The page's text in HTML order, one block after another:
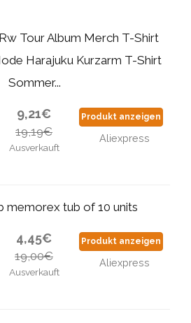
Tour Album Merch T-Shirt
Harajuku Kurzarm T-Shirt
Sommer...
9,21€
19,19€
Ausverkauft
Produkt anzeigen
Aliexpress
memorex tub of 10 units
4,45€
19,00€
Ausverkauft
Produkt anzeigen
Aliexpress